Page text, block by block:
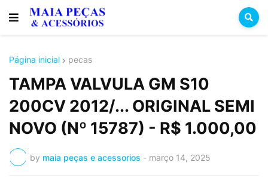
Página inicial pecas
TAMPA VALVULA GM S10
200CV 2012/... ORIGINAL SEMI
NOVO (Nº 15787) - R$ 1.000,00
by maia peças e acessorios - março 14, 2025